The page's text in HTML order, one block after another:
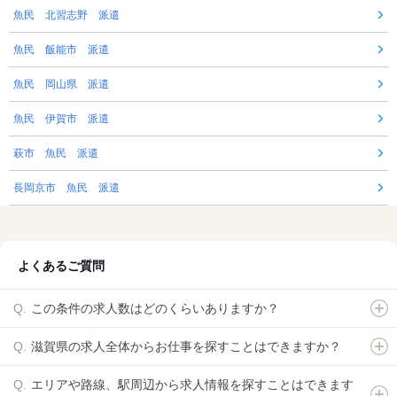
魚民 北習志野 派遣
魚民 飯能市 派遣
魚民 岡山県 派遣
魚民 伊賀市 派遣
萩市 魚民 派遣
長岡京市 魚民 派遣
よくあるご質問
この条件の求人数はどのくらいありますか？
滋賀県の求人全体からお仕事を探すことはできますか？
エリアや路線、駅周辺から求人情報を探すことはできます